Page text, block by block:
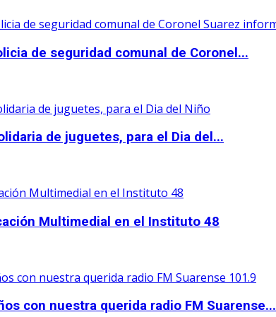
de seguridad comunal de Coronel...
de juguetes, para el Dia del...
Multimedial en el Instituto 48
con nuestra querida radio FM Suarense...